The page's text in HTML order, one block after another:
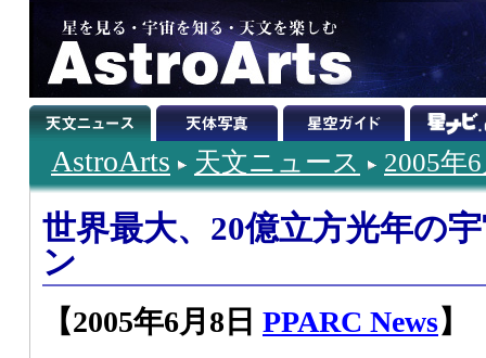
AstroArts 天文ニュース 2005年
世界最大、20億立方光年の
ン
【2005年6月8日 PPARC News】